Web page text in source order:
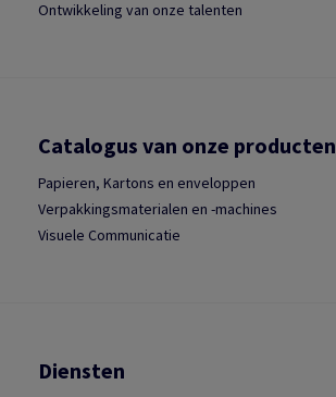
Ontwikkeling van onze talenten
Catalogus van onze producten
Papieren, Kartons en enveloppen
Verpakkingsmaterialen en -machines
Visuele Communicatie
Diensten